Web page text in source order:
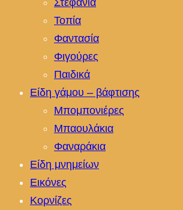
Στεφάνια
Τοπία
Φαντασία
Φιγούρες
Παιδικά
Είδη γάμου – βάφτισης
Μπομπονιέρες
Μπαουλάκια
Φαναράκια
Είδη μνημείων
Εικόνες
Κορνίζες